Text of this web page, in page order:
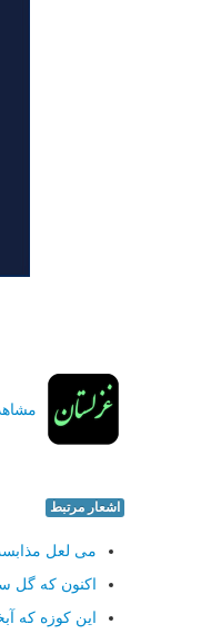
اشعار مرتبط
می لعل
اکنون که گل
این کوزه که